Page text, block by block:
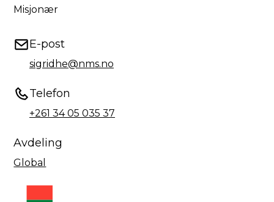
Misjonær
E-post
sigridhe@nms.no
Telefon
+261 34 05 035 37
Avdeling
Global